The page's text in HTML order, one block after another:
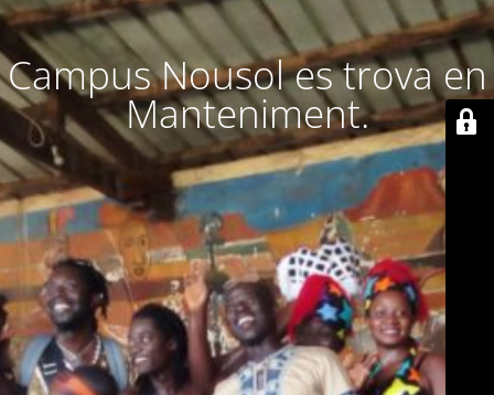
Campus Nousol es trova en
Manteniment.